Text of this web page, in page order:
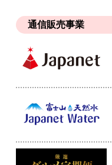
通信販売事業